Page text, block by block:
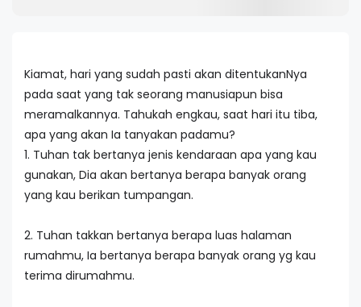
Kiamat, hari yang sudah pasti akan ditentukanNya
pada saat yang tak seorang manusiapun bisa
meramalkannya. Tahukah engkau, saat hari itu tiba,
apa yang akan Ia tanyakan padamu?
1. Tuhan tak bertanya jenis kendaraan apa yang kau
gunakan, Dia akan bertanya berapa banyak orang
yang kau berikan tumpangan.
2. Tuhan takkan bertanya berapa luas halaman
rumahmu, Ia bertanya berapa banyak orang yg kau
terima dirumahmu.